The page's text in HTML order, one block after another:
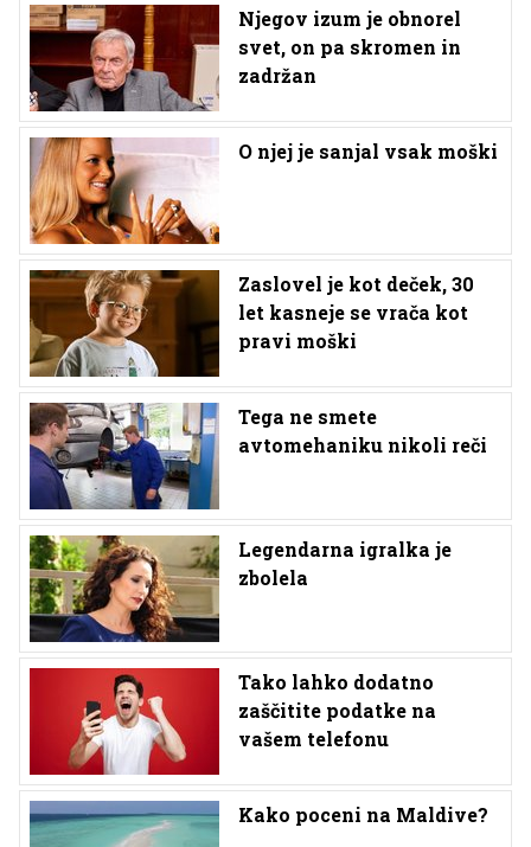
Njegov izum je obnorel
svet, on pa skromen in
zadržan
O njej je sanjal vsak moški
Zaslovel je kot deček, 30
let kasneje se vrača kot
pravi moški
Tega ne smete
avtomehaniku nikoli reči
Legendarna igralka je
zbolela
Tako lahko dodatno
zaščitite podatke na
vašem telefonu
Kako poceni na Maldive?